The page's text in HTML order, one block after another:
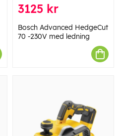
3125 kr
Bosch Advanced HedgeCut
70 -230V med ledning